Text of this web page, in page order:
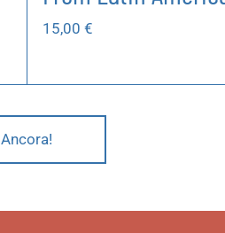
15,00 €
Ancora!